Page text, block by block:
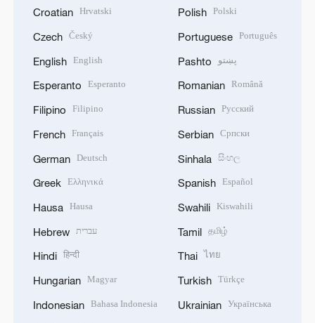
Croatian Hrvatski
Czech Český
English English
Esperanto Esperanto
Filipino Filipino
French Français
German Deutsch
Greek Ελληνικά
Hausa Hausa
Hebrew עברית
Hindi हिन्दी
Hungarian Magyar
Indonesian Bahasa Indonesia
Polish Polski
Portuguese Português
Pashto پښتو
Romanian Română
Russian Русский
Serbian Српски
Sinhala සිංහල
Spanish Español
Swahili Kiswahili
Tamil தமிழ்
Thai ไทย
Turkish Türkçe
Ukrainian Українська